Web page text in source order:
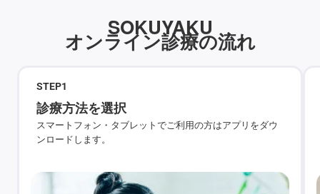
SOKUYAKU
オンライン診療の流れ
STEP1
診療方法を選択
スマートフォン・タブレットでご利用の方はアプリをダウ
ンロードします。